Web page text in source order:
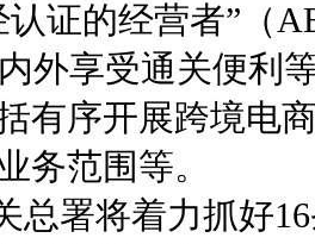
认证的经营者”（
外享受通关便利
有序开展跨境电
务范围等。
总署将着力抓好